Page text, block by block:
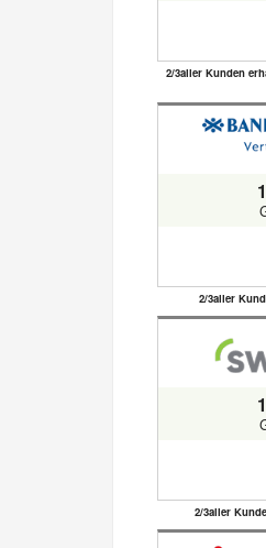
2/3aller Kunden
2/3aller
2/3aller